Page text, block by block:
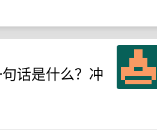
话是什么？冲